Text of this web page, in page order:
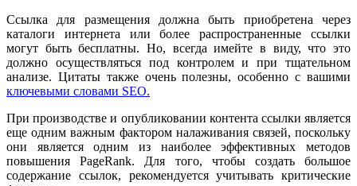
Ссылка для размещения должна быть приобретена через
каталоги интернета или более распространенные ссылки
могут быть бесплатны. Но, всегда имейте в виду, что это
должно осуществляться под контролем и при тщательном
анализе. Цитаты также очень полезны, особенно с вашими
ключевыми словами SEO.
При производстве и опубликовании контента ссылки является
еще одним важным фактором налаживания связей, поскольку
они является одним из наиболее эффективных методов
повышения PageRank. Для того, чтобы создать большое
содержание ссылок, рекомендуется учитывать критические